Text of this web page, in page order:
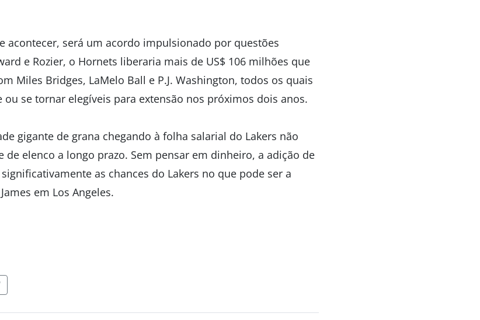
acontecer, será um acordo impulsionado por questões
e Rozier, o Hornets liberaria mais de US$ 106 milhões que
Miles Bridges, LaMelo Ball e P.J. Washington, todos os quais
ou se tornar elegíveis para extensão nos próximos dois anos.
gigante de grana chegando à folha salarial do Lakers não
de elenco a longo prazo. Sem pensar em dinheiro, a adição de
as chances do Lakers no que pode ser a
em Los Angeles.